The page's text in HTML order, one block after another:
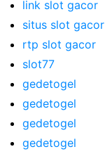
link slot gacor
situs slot gacor
rtp slot gacor
slot77
gedetogel
gedetogel
gedetogel
gedetogel